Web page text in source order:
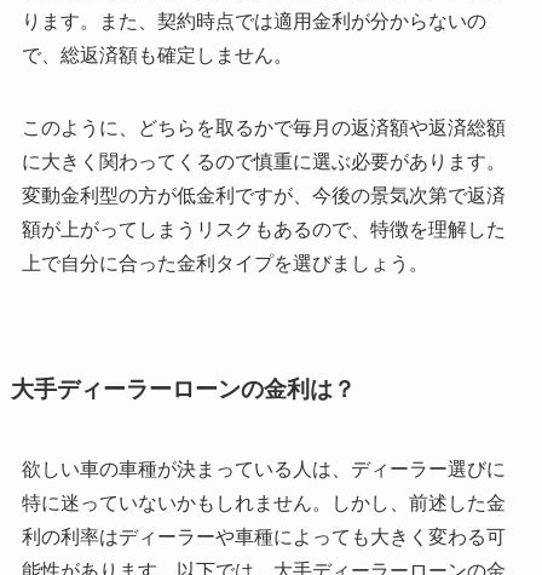
ります。また、契約時点では適用金利が分からないの
で、総返済額も確定しません。
このように、どちらを取るかで毎月の返済額や返済総額
に大きく関わってくるので慎重に選ぶ必要があります。
変動金利型の方が低金利ですが、今後の景気次第で返済
額が上がってしまうリスクもあるので、特徴を理解した
上で自分に合った金利タイプを選びましょう。
大手ディーラーローンの金利は？
欲しい車の車種が決まっている人は、ディーラー選びに
特に迷っていないかもしれません。しかし、前述した金
利の利率はディーラーや車種によっても大きく変わる可
能性があります。以下では、大手ディーラーローンの金